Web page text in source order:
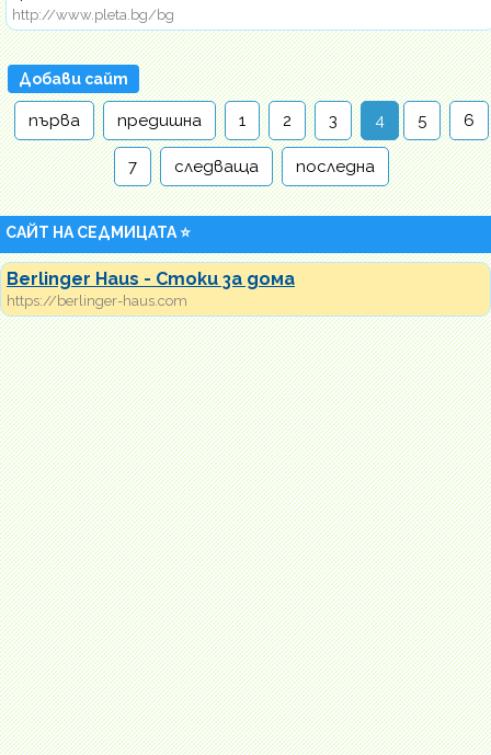
http://www.pleta.bg/bg
Добави сайт
първа предишна 1 2 3 4 5 6
7 следваща последна
САЙТ НА СЕДМИЦАТА ⭐
Berlinger Haus - Стоки за дома
https://berlinger-haus.com